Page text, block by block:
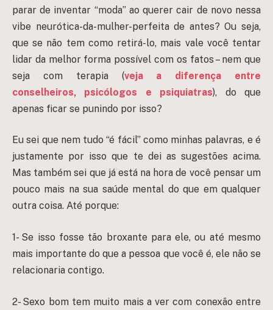
parar de inventar “moda” ao querer cair de novo nessa
vibe neurótica-da-mulher-perfeita de antes? Ou seja,
que se não tem como retirá-lo, mais vale você tentar
lidar da melhor forma possível com os fatos – nem que
seja com terapia (veja a diferença entre
conselheiros, psicólogos e psiquiatras), do que
apenas ficar se punindo por isso?
Eu sei que nem tudo “é fácil” como minhas palavras, e é
justamente por isso que te dei as sugestões acima.
Mas também sei que já está na hora de você pensar um
pouco mais na sua saúde mental do que em qualquer
outra coisa. Até porque:
1- Se isso fosse tão broxante para ele, ou até mesmo
mais importante do que a pessoa que você é, ele não se
relacionaria contigo.
2- Sexo bom tem muito mais a ver com conexão entre